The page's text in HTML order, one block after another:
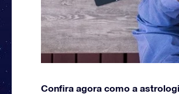
Confira agora como a